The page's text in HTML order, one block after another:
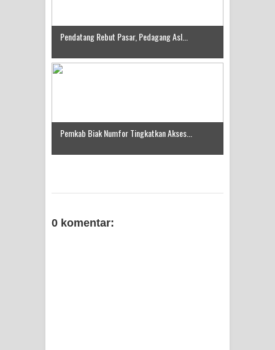
Pendatang Rebut Pasar, Pedagang Asl...
Pemkab Biak Numfor Tingkatkan Akses...
0 komentar: